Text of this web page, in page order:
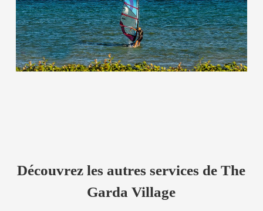
Découvrez les autres services de The
Garda Village